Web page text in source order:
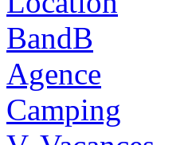
BandB
Agence
Camping